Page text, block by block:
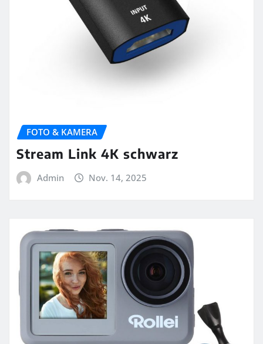
FOTO & KAMERA
Stream Link 4K schwarz
Admin Nov. 14, 2025